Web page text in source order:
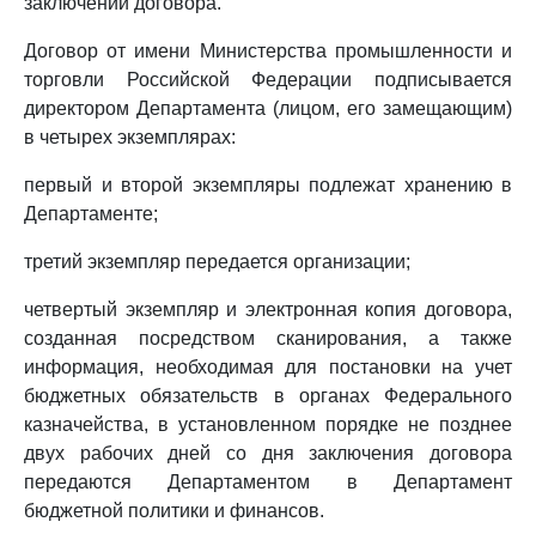
Договор от имени Министерства промышленности и
торговли Российской Федерации подписывается
директором Департамента (лицом, его замещающим)
в четырех экземплярах:
первый и второй экземпляры подлежат хранению в
Департаменте;
третий экземпляр передается организации;
четвертый экземпляр и электронная копия договора,
созданная посредством сканирования, а также
информация, необходимая для постановки на учет
бюджетных обязательств в органах Федерального
казначейства, в установленном порядке не позднее
двух рабочих дней со дня заключения договора
передаются Департаментом в Департамент
бюджетной политики и финансов.